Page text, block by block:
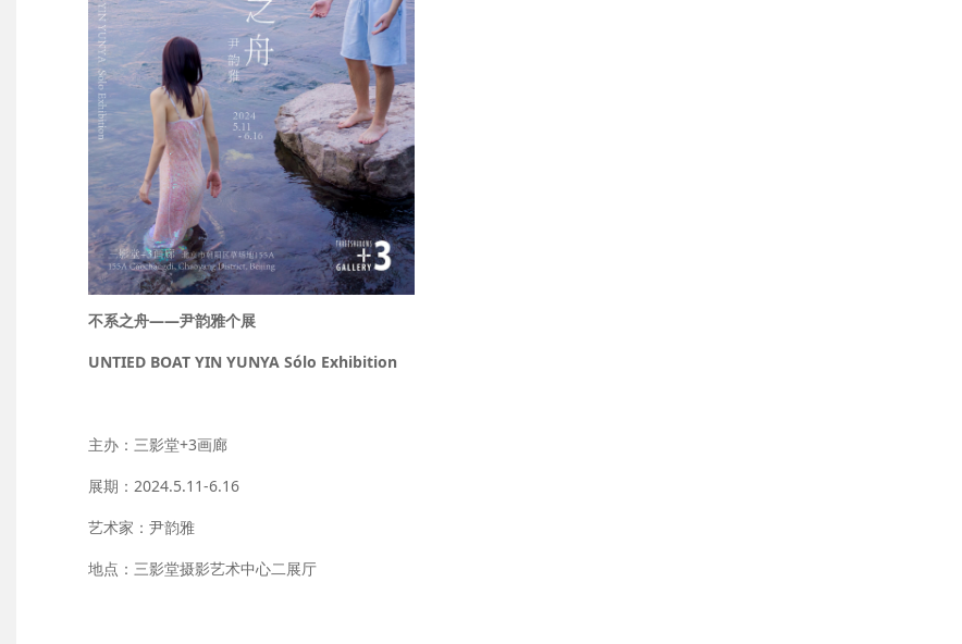
不系之舟——尹韵雅个展
UNTIED BOAT YIN YUNYA Sólo Exhibition
主办：三影堂+3画廊
展期：2024.5.11-6.16
艺术家：尹韵雅
地点：三影堂摄影艺术中心二展厅